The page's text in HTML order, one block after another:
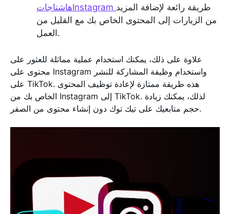
هاشتاجاتInstagram طريقة رائعة لإضافة المزيد
من الزيارات إلى المحتوى الخاص بك مع القليل من
العمل.
علاوة على ذلك، يمكنك استخدام عملية مماثلة للعثور على
محتوى على Instagram واستخدام وظيفة المشاركة للنشر
على TikTok. هذه طريقة ممتازة لإعادة توظيف المحتوى
الخاص بك من Instagram إلى TikTok. لذلك، يمكنك زيادة
حجم متابعيك على تيك توك دون إنشاء محتوى من الصفر.